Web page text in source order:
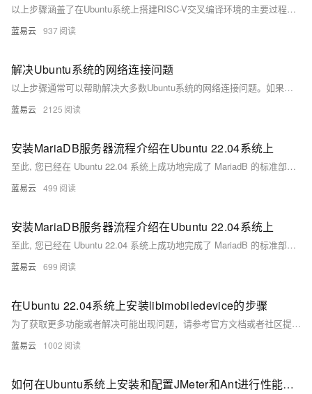
以上步骤涵盖了在Ubuntu系统上搭建RISC-V交叉编译环境的主要过程。这一过程涉及了安装依赖、克隆源码、编译安装工具链以及设置环境变量等关键步骤。遵循这些步骤，可以在Ubuntu系统上搭建一个用于RISC-V开发的强大工具集。
蓝易云 937
解决Ubuntu系统的网络连接问题
以上步骤通常可以帮助解决大多数Ubuntu系统的网络连接问题。如果问题仍然存在，可能需要更深入的诊断，或考虑联系网络管理员或专业技术人员。
蓝易云 2125
安装MariaDB服务器流程介绍在Ubuntu 22.04系统上
至此, 您已经在 Ubuntu 22.04 系统上成功地完成了 MariadB 的标准部署流程，并且对其进行基础但重要地初步配置加固工作。通过以上简洁明快且实用性强大地操作流程, 您现在拥有一个待定制与使用地强大 SQL 数据库管理系统。
蓝易云 499
安装MariaDB服务器流程介绍在Ubuntu 22.04系统上
至此, 您已经在 Ubuntu 22.04 系统上成功地完成了 MariadB 的标准部署流程，并且对其进行基础但重要地初步配置加固工作。通过以上简洁明快且实用性强大地操作流程, 您现在拥有一个待定制与使用地强大 SQL 数据库管理系统。
蓝易云 699
在Ubuntu 22.04系统上安装libimobiledevice的步骤
为了获取更多功能或者解决可能出现问题，请参考官方文档或者社区提供支持。
蓝易云 1002
如何在Ubuntu系统上安装和配置JMeter和Ant进行性能测试